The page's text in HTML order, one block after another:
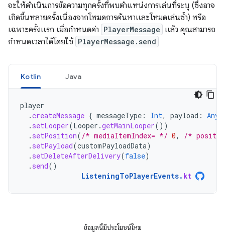
จะให้ดำเนินการข้อความทุกครั้งที่พบตำแหน่งการเล่นที่ระบุ (ซึ่งอาจ
เกิดขึ้นหลายครั้งเนื่องจากโหมดการค้นหาและโหมดเล่นซ้ำ) หรือ
เฉพาะครั้งแรก เมื่อกำหนดค่า PlayerMessage แล้ว คุณสามารถ
กำหนดเวลาได้โดยใช้ PlayerMessage.send
Kotlin Java
player
.createMessage { messageType : Int, payload : Any?
. setLooper(Looper .getMainLooper())
. setPosition( /* mediaItemIndex= */ 0,
/*
. setPayload(customPayloadData)
. setDeleteAfterDelivery(false)
. send()
ListeningToPlayerEvents. kt
ข้อมูลนี้มีประโยชน์ไหม